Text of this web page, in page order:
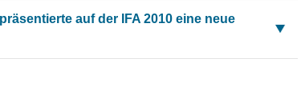
auf der IFA 2010 eine neue